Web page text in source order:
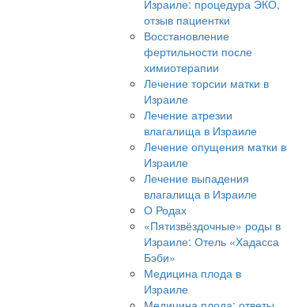
Израиле: процедура ЭКО,
отзыв пациентки
Восстановление
фертильности после
химиотерапии
Лечение торсии матки в
Израиле
Лечение атрезии
влагалища в Израиле
Лечение опущения матки в
Израиле
Лечение выпадения
влагалища в Израиле
О Родах
«Пятизвёздочные» роды в
Израиле: Отель «Хадасса
Бэби»
Медицина плода в
Израиле